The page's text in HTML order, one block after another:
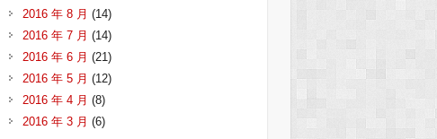
2016 年 8 月 (14)
2016 年 7 月 (14)
2016 年 6 月 (21)
2016 年 5 月 (12)
2016 年 4 月 (8)
2016 年 3 月 (6)